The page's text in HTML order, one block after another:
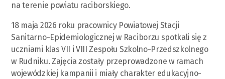
na terenie powiatu raciborskiego.
18 maja 2026 roku pracownicy Powiatowej Stacji
Sanitarno-Epidemiologicznej w Raciborzu spotkali się z
uczniami klas VII i VIII Zespołu Szkolno-Przedszkolnego
w Rudniku. Zajęcia zostały przeprowadzone w ramach
wojewódzkiej kampanii i miały charakter edukacyjno-